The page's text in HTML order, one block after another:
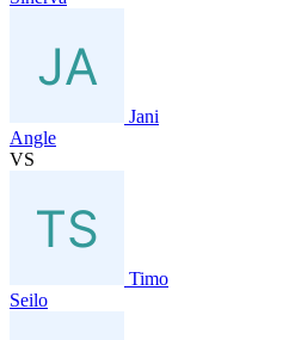
Jani
Angle
VS
Timo
Seilo